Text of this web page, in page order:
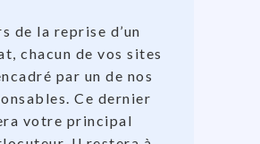
de la reprise d’un
chacun de vos sites
par un de nos
Ce dernier
votre principal